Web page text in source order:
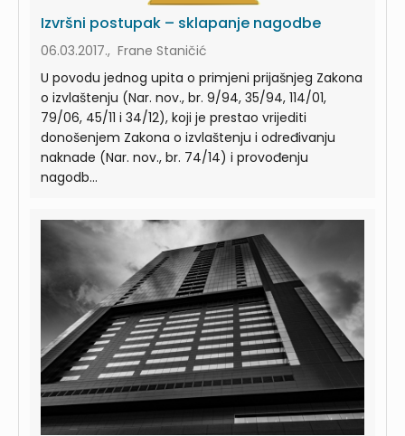
Izvršni postupak – sklapanje nagodbe
06.03.2017., Frane Staničić
U povodu jednog upita o primjeni prijašnjeg Zakona
o izvlaštenju (Nar. nov., br. 9/94, 35/94, 114/01,
79/06, 45/11 i 34/12), koji je prestao vrijediti
donošenjem Zakona o izvlaštenju i određivanju
naknade (Nar. nov., br. 74/14) i provođenju
nagodb...